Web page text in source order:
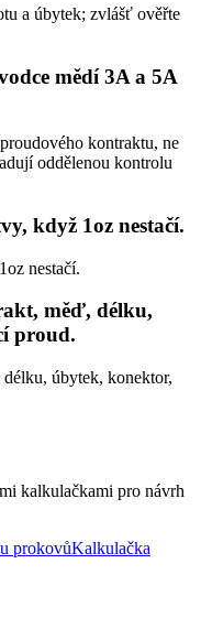
a úbytek; zvlášť ověřte
mědí 3A a 5A
kontraktu, ne
oddělenou kontrolu
když 1oz nestačí.
nestačí.
měď, délku,
proud.
úbytek, konektor,
kalkulačkami pro návrh
prokovůKalkulačka